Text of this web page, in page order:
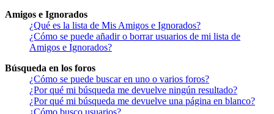
Amigos e Ignorados
¿Qué es la lista de Mis Amigos e Ignorados?
¿Cómo se puede añadir o borrar usuarios de mi lista de
Amigos e Ignorados?
Búsqueda en los foros
¿Cómo se puede buscar en uno o varios foros?
¿Por qué mi búsqueda me devuelve ningún resultado?
¿Por qué mi búsqueda me devuelve una página en blanco?